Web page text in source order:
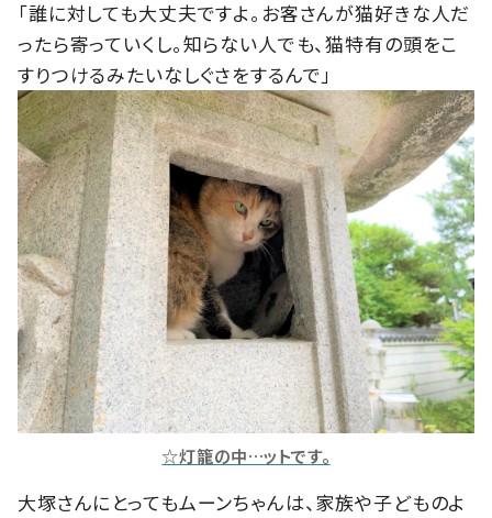
「誰に対しても大丈夫ですよ。お客さんが猫好きな人だ
ったら寄っていくし。知らない人でも、猫特有の頭をこ
すりつけるみたいなしぐさをするんで」
☆灯籠の中…ットです。
大塚さんにとってもムーンちゃんは、家族や子どものよ